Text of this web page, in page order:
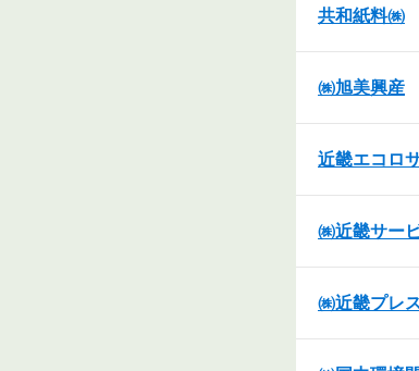
共和紙料㈱
㈱旭美興産
近畿エコロ
㈱近畿サー
㈱近畿プレ